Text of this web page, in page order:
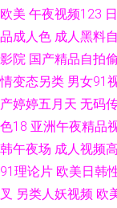
欧美 午夜视频123
品成人色 成人黑料
影院 国产精品自拍
情变态另类 男女91
产婷婷五月天 无码
色18 亚洲午夜精品
韩午夜场 成人视频
91理论片 欧美日韩
叉 另类人妖视频 欧